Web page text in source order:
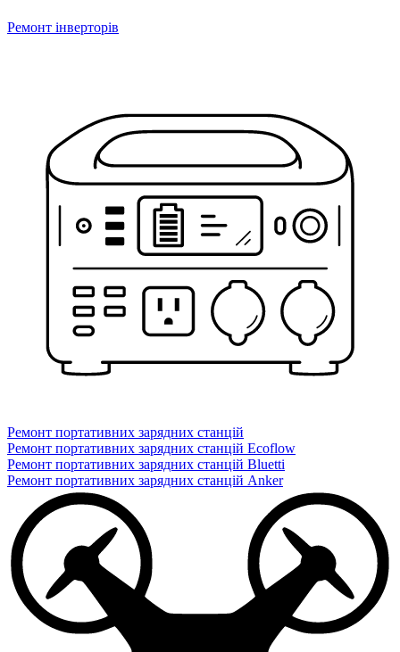
Ремонт інверторів
Ремонт портативних зарядних станцій
Ремонт портативних зарядних станцій Ecoflow
Ремонт портативних зарядних станцій Bluetti
Ремонт портативних зарядних станцій Anker